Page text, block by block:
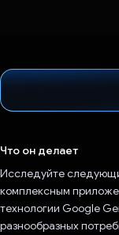
Что он делает
Исследуйте
комплексным
технологии Google
разнообразных